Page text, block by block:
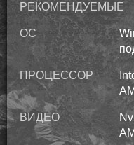
РЕКОМЕНДУЕМЫЕ
ОС
ПРОЦЕССОР
ВИДЕО